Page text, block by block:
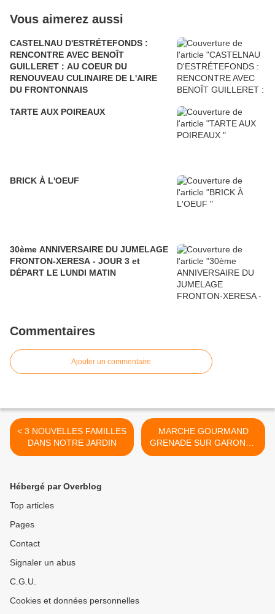
Vous aimerez aussi
CASTELNAU D'ESTRÉTEFONDS :
RENCONTRE AVEC BENOÎT
GUILLERET : AU COEUR DU
RENOUVEAU CULINAIRE DE L'AIRE
DU FRONTONNAIS
TARTE AUX POIREAUX
BRICK À L'OEUF
30ème ANNIVERSAIRE DU JUMELAGE
FRONTON-XERESA - JOUR 3 et
DÉPART LE LUNDI MATIN
Commentaires
Ajouter un commentaire
< 3 NOUVELLES FAMILLES
DANS NOTRE JARDIN
MARCHE GOURMAND
GRENADE SUR GARONNE
LE 24 AOUT >
Hébergé par Overblog
Top articles
Pages
Contact
Signaler un abus
C.G.U.
Cookies et données personnelles